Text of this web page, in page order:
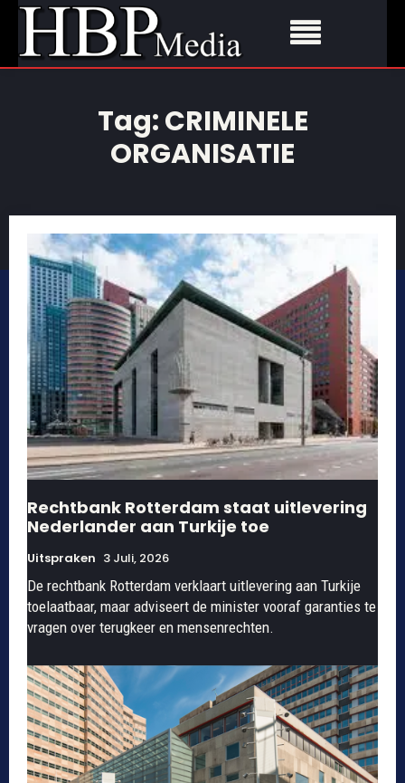
Tag:CRIMINELE
ORGANISATIE
Rechtbank Rotterdam staat uitlevering
Nederlander aan Turkije toe
Uitspraken 3 Juli, 2026
De rechtbank Rotterdam verklaart uitlevering aan Turkije
toelaatbaar, maar adviseert de minister vooraf garanties te
vragen over terugkeer en mensenrechten.